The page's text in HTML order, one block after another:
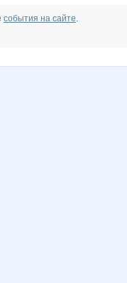
Времена года
события на сайте.